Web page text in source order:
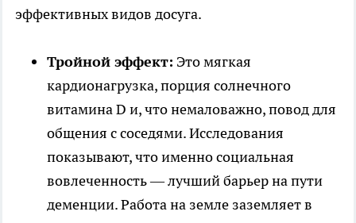
эффективных видов досуга.
Тройной эффект: Это мягкая
кардионагрузка, порция солнечного
витамина D и, что немаловажно, повод для
общения с соседями. Исследования
показывают, что именно социальная
вовлеченность — лучший барьер на пути
деменции. Работа на земле заземляет в